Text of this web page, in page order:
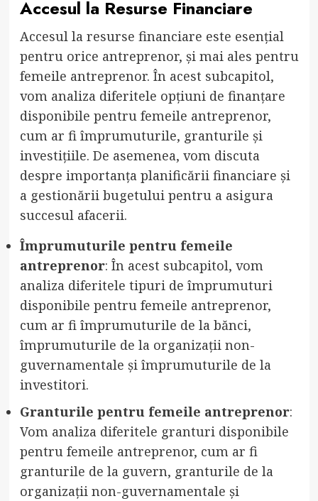
Accesul la Resurse Financiare
Accesul la resurse financiare este esențial
pentru orice antreprenor, și mai ales pentru
femeile antreprenor. În acest subcapitol,
vom analiza diferitele opțiuni de finanțare
disponibile pentru femeile antreprenor,
cum ar fi împrumuturile, granturile și
investițiile. De asemenea, vom discuta
despre importanța planificării financiare și
a gestionării bugetului pentru a asigura
succesul afacerii.
Împrumuturile pentru femeile
antreprenor: În acest subcapitol, vom
analiza diferitele tipuri de împrumuturi
disponibile pentru femeile antreprenor,
cum ar fi împrumuturile de la bănci,
împrumuturile de la organizații non-
guvernamentale și împrumuturile de la
investitori.
Granturile pentru femeile antreprenor:
Vom analiza diferitele granturi disponibile
pentru femeile antreprenor, cum ar fi
granturile de la guvern, granturile de la
organizații non-guvernamentale și